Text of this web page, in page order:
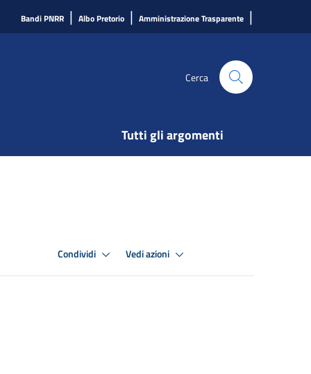
Bandi PNRR | Albo Pretorio | Amministrazione Trasparente |
Cerca
Tutti gli argomenti
Condividi Vedi azioni